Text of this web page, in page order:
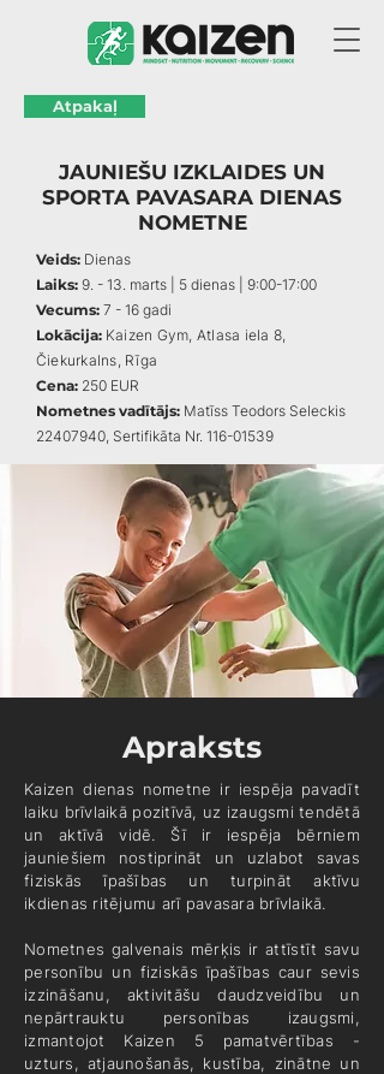
Atpakaļ
JAUNIEŠU IZKLAIDES UN
SPORTA PAVASARA DIENAS
NOMETNE
Veids: Dienas
Laiks: 9. - 13. marts | 5 dienas | 9:00-17:00
Vecums: 7 - 16 gadi
Lokācija: Kaizen Gym, Atlasa iela 8,
Čiekurkalns, Rīga
Cena: 250 EUR
Nometnes vadītājs: Matīss Teodors Seleckis
22407940, Sertifikāta Nr. 116-01539
Apraksts
Kaizen dienas nometne ir iespēja pavadīt
laiku brīvlaikā pozitīvā, uz izaugsmi tendētā
un aktīvā vidē. Šī ir iespēja bērniem
jauniešiem nostiprināt un uzlabot savas
fiziskās īpašības un turpināt aktīvu
ikdienas ritējumu arī pavasara brīvlaikā.
Nometnes galvenais mērķis ir attīstīt savu
personību un fiziskās īpašības caur sevis
izzināšanu, aktivitāšu daudzveidību un
nepārtrauktu personības izaugsmi,
izmantojot Kaizen 5 pamatvērtības -
uzturs, atjaunošanās, kustība, zinātne un